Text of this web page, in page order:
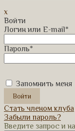
x
Войти
Логин или E-mail*
Пароль*
Запомнить меня
Стать членом клуба
Забыли пароль?
Введите запрос и